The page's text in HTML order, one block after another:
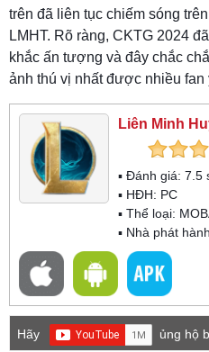
trên đã liên tục chiếm sóng
LMHT. Rõ ràng, CKTG 2024
khắc ấn tượng và đây chắc
ảnh thú vị nhất được nhiều fan
Liên Minh
▪ Đánh giá: 7.5
▪ HĐH: PC
▪ Thể loại:
▪ Nhà phát
Hãy
ủng hộ